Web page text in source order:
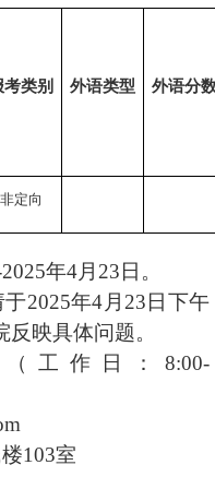
考类别 外语类型 外语分
非定向
年4月 23 日。
于2025年4 月 23 日下午
映具体问题。
（工作日： 8:00-
103室